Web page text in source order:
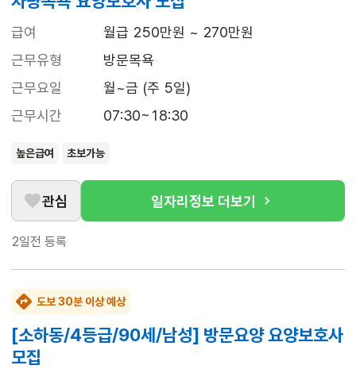
급여
월급 250만원 ~ 270만원
근무유형
방문목욕
근무요일
월~금 (주 5일)
근무시간
07:30~18:30
높은급여 초보가능
관심 일자리정보 더보기
2일전 등록
도보 30분 이상 예상
[소하동/4등급/90세/남성] 방문요양 요양보호사
모집